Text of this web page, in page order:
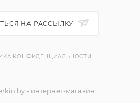
НА РАССЫЛКУ
КОНФИДЕНЦИАЛЬНОСТИ
- интернет-магазин